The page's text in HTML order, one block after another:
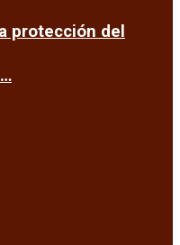
protección del